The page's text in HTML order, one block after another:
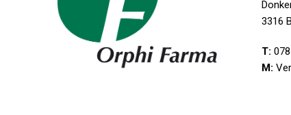
3316
T:
M: